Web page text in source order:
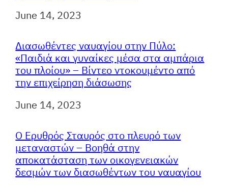
Ημερομηνία
June 14, 2023
Διασωθέντες ναυαγίου στην Πύλο:
«Παιδιά και γυναίκες μέσα στα αμπάρια
του πλοίου» – Βίντεο ντοκουμέντο από
την επιχείρηση διάσωσης
Ημερομηνία
June 14, 2023
Ο Ερυθρός Σταυρός στο πλευρό των
μεταναστών – Βοηθά στην
αποκατάσταση των οικογενειακών
δεσμών των διασωθέντων του ναυαγίου